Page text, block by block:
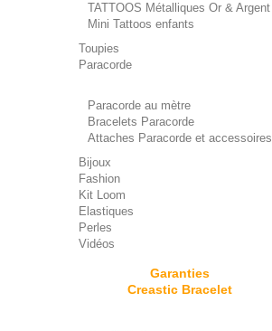
TATTOOS Métalliques Or & Argent
Mini Tattoos enfants
Toupies
Paracorde
Paracorde au mètre
Bracelets Paracorde
Attaches Paracorde et accessoires
Bijoux
Fashion
Kit Loom
Elastiques
Perles
Vidéos
Garanties
Creastic Bracelet